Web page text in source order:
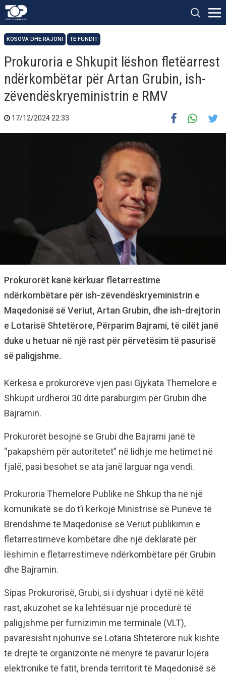
KOSOVA DHE RAJONI TË FUNDIT
Prokuroria e Shkupit lëshon fletëarrest
ndërkombëtar për Artan Grubin, ish-
zëvendëskryeministrin e RMV
17/12/2024 22:33
Prokurorët kanë kërkuar fletarrestime
ndërkombëtare për ish-zëvendëskryeministrin e
Maqedonisë së Veriut, Artan Grubin, dhe ish-drejtorin
e Lotarisë Shtetërore, Përparim Bajrami, të cilët janë
duke u hetuar në një rast për përvetësim të pasurisë
së paligjshme.
Kërkesa e prokurorëve vjen pasi Gjykata Themelore e
Shkupit urdhëroi 30 ditë paraburgim për Grubin dhe
Bajramin.
Prokurorët besojnë se Grubi dhe Bajrami janë të
“pakapshëm për autoritetet” në lidhje me hetimet në
fjalë, pasi besohet se ata janë larguar nga vendi.
Prokuroria Themelore Publike në Shkup tha në një
komunikatë se do t’i kërkojë Ministrisë së Punëve të
Brendshme të Maqedonisë së Veriut publikimin e
fletarrestimeve kombëtare dhe një deklaratë për
lëshimin e fletarrestimeve ndërkombëtare për Grubin
dhe Bajramin.
Sipas Prokurorisë, Grubi, si i dyshuar i dytë në këtë
rast, akuzohet se ka lehtësuar një procedurë të
paligjshme për furnizimin me terminale (VLT),
pavarësisht njohurive se Lotaria Shtetërore nuk kishte
të drejtë të organizonte në mënyrë të pavarur lojëra
elektronike të fatit, brenda territorit të Maqedonisë së